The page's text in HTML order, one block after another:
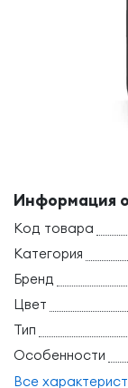
Информация
Код товара
Категория
Бренд
Цвет
Тип
Особенности
Все